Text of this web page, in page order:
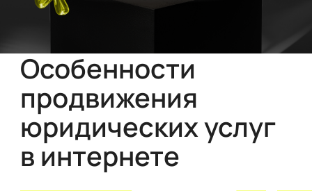
Особенности
продвижения
юридических услуг
в интернете